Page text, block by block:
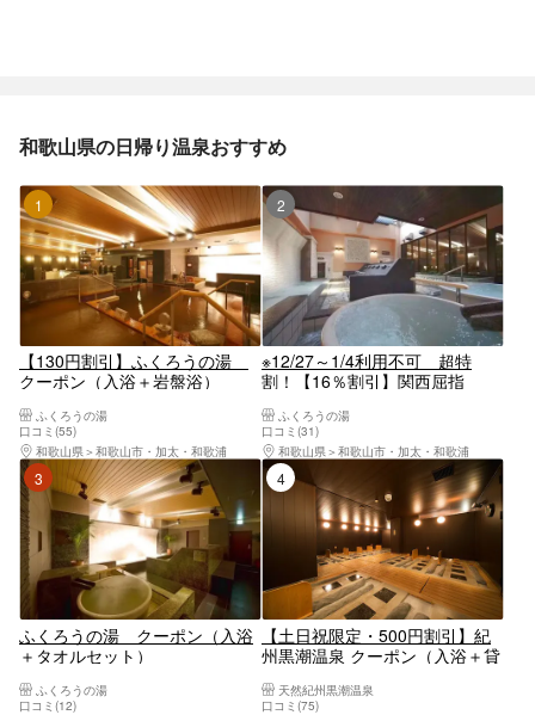
和歌山県の日帰り温泉おすすめ
1位
【130円割引】ふくろうの湯
クーポン（入浴＋岩盤浴）
ふくろうの湯
口コミ(55)
和歌山県
和歌山市・加太・和歌浦
2位
※12/27～1/4利用不可 超特
割！【16％割引】関西屈指
くろうの湯 入浴券
ふくろうの湯
口コミ(31)
和歌山県
和歌山市・加太・和歌浦
3位
ふくろうの湯 クーポン（入浴
＋タオルセット）
ふくろうの湯
口コミ(12)
4位
【土日祝限定・500円割引】紀
州黒潮温泉 クーポン（入浴＋貸
天然紀州黒潮温泉
口コミ(75)